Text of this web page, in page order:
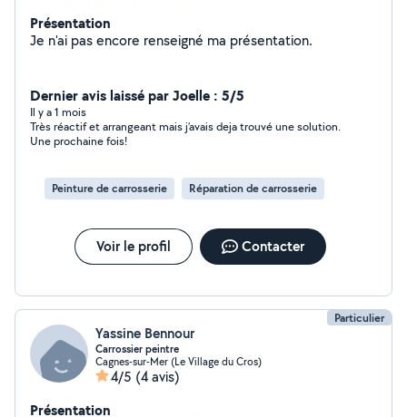
Présentation
Je n'ai pas encore renseigné ma présentation.
Dernier avis laissé par Joelle : 5/5
Il y a 1 mois
Très réactif et arrangeant mais j’avais deja trouvé une solution.
Une prochaine fois!
Peinture de carrosserie Réparation de carrosserie
Voir le profil Contacter
Particulier
Yassine Bennour
Carrossier peintre
Cagnes-sur-Mer (Le Village du Cros)
4/5 (4 avis)
Présentation